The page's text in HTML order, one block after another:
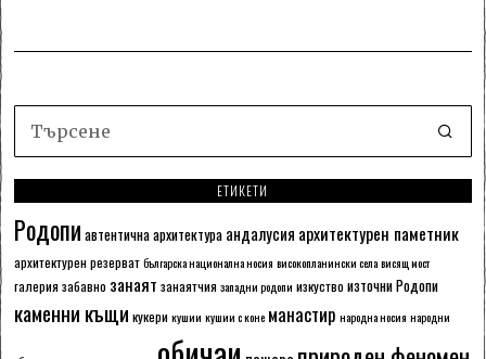
ЕТИКЕТИ
Родопи автентична архитектура андалусия архитектурен паметник
архитектурен резерват българска национална носия високопланински села висящ мост
галерия забавно занаят занаятчия западни родопи изкуство източни Родопи
каменни къщи кукери кушии кушии с коне манастир народна носия народни